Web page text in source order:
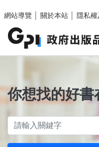
網站導覽
關於本站 隱私
你想找的好書